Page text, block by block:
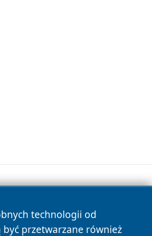
technologii od
przetwarzane również